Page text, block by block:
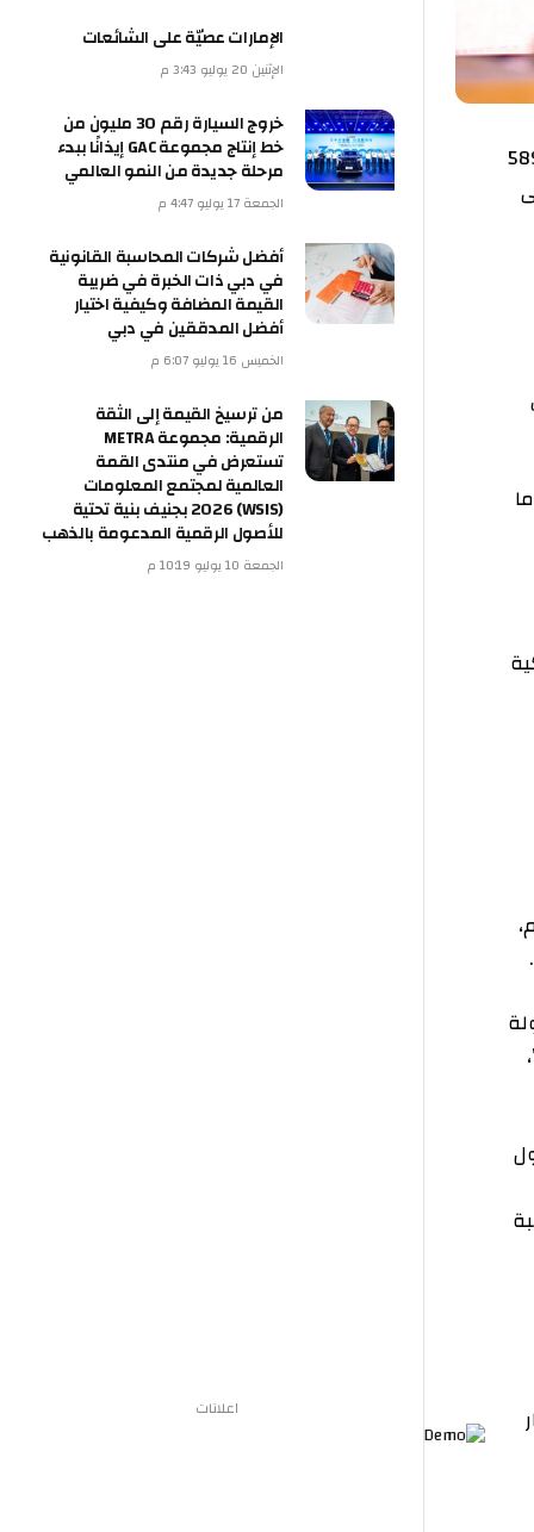
الإمارات عصيّة على الشائعات
خروج السيارة رقم 30 مليون من
خط إنتاج مجموعة GAC إيذانًا ببدء
مرحلة جديدة من النمو العالمي
أفضل شركات المحاسبة القانونية
في دبي ذات الخبرة في ضريبة
القيمة المضافة وكيفية اختيار
أفضل المدققين في دبي
من ترسيخ القيمة إلى الثقة
الرقمية: مجموعة METRA
تستعرض في منتدى القمة
العالمية لمجتمع المعلومات
(WSIS) 2026 بجنيف بنية تحتية
للأصول الرقمية المدعومة بالذهب